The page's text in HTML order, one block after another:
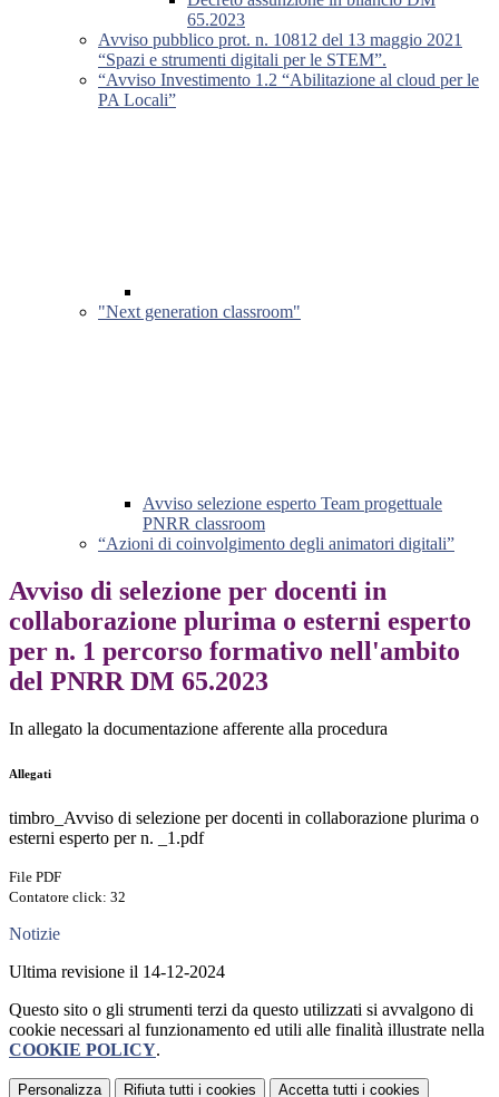
65.2023
Avviso pubblico prot. n. 10812 del 13 maggio 2021
“Spazi e strumenti digitali per le STEM”.
“Avviso Investimento 1.2 “Abilitazione al cloud per le
PA Locali”
"Next generation classroom"
Avviso selezione esperto Team progettuale
PNRR classroom
“Azioni di coinvolgimento degli animatori digitali”
Avviso di selezione per docenti in
collaborazione plurima o esterni esperto
per n. 1 percorso formativo nell'ambito
del PNRR DM 65.2023
In allegato la documentazione afferente alla procedura
Allegati
timbro_Avviso di selezione per docenti in collaborazione plurima o
esterni esperto per n. _1.pdf
File PDF
Contatore click: 32
Notizie
Ultima revisione il 14-12-2024
Questo sito o gli strumenti terzi da questo utilizzati si avvalgono di
cookie necessari al funzionamento ed utili alle finalità illustrate nella
COOKIE POLICY.
Personalizza Rifiuta tutti i cookies Accetta tutti i cookies